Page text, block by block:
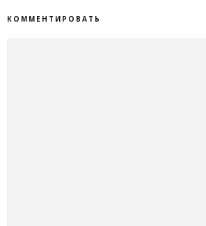
КОММЕНТИРОВАТЬ